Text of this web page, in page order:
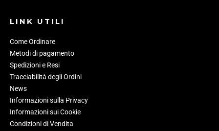
LINK UTILI
Come Ordinare
Metodi di pagamento
Spedizioni e Resi
Tracciabilità degli Ordini
News
Informazioni sulla Privacy
Informazioni sui Cookie
Condizioni di Vendita